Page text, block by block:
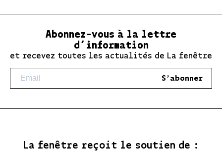
Abonnez-vous à la lettre
d’information
et recevez toutes les actualités de La fenêtre
S'abonner
La fenêtre reçoit le soutien de :